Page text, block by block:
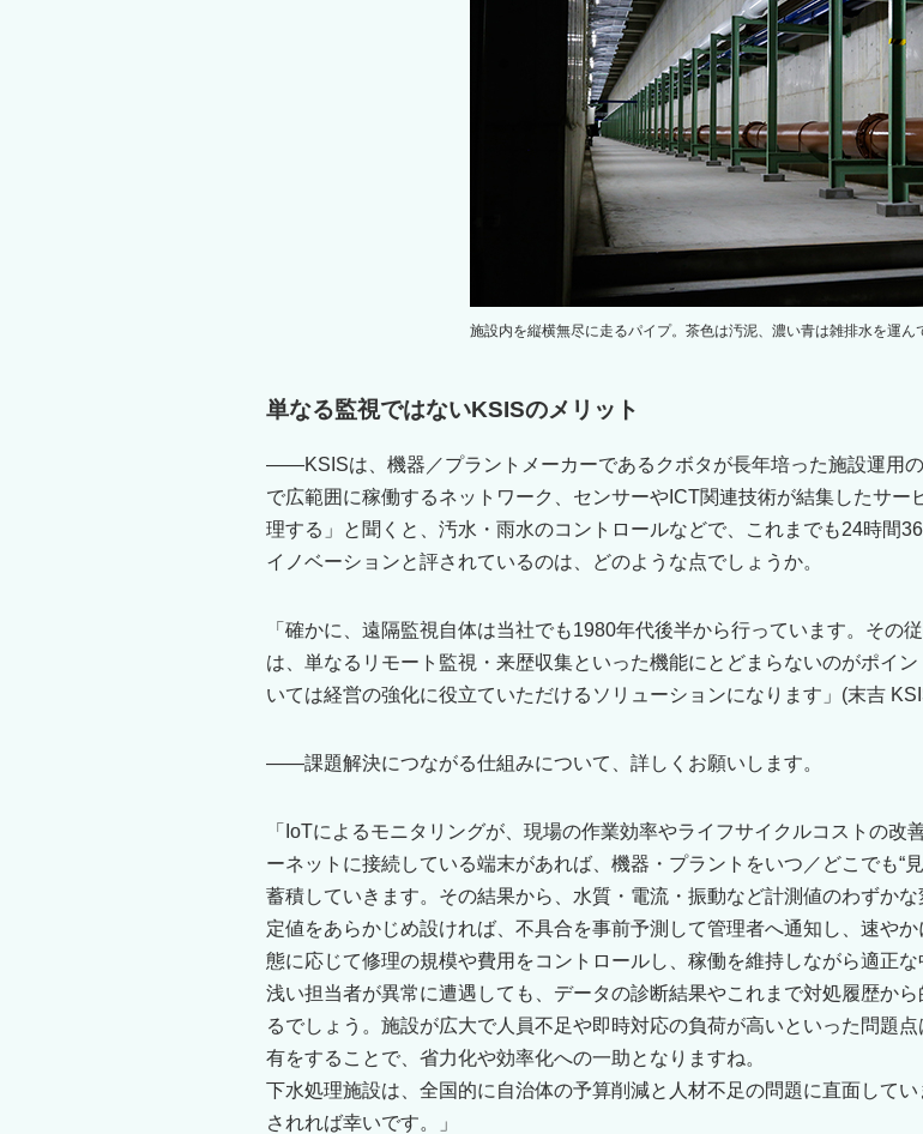
施設内を縦横無尽に走るパイプ。茶色は汚泥、濃い青は雑排水を運ん
単なる監視ではないKSISのメリット
――KSISは、機器／プラントメーカーであるクボタが長年培った施設運用
で広範囲に稼働するネットワーク、センサーやICT関連技術が結集したサ
理する」と聞くと、汚水・雨水のコントロールなどで、これまでも24時間
イノベーションと評されているのは、どのような点でしょうか。
「確かに、遠隔監視自体は当社でも1980年代後半から行っています。その
は、単なるリモート監視・来歴収集といった機能にとどまらないのがポイ
いては経営の強化に役立ていただけるソリューションになります」(末吉
――課題解決につながる仕組みについて、詳しくお願いします。
「IoTによるモニタリングが、現場の作業効率やライフサイクルコストの
ーネットに接続している端末があれば、機器・プラントをいつ／どこでも“
蓄積していきます。その結果から、水質・電流・振動など計測値のわずか
定値をあらかじめ設ければ、不具合を事前予測して管理者へ通知し、速や
態に応じて修理の規模や費用をコントロールし、稼働を維持しながら適正
浅い担当者が異常に遭遇しても、データの診断結果やこれまで対処履歴か
るでしょう。施設が広大で人員不足や即時対応の負荷が高いといった問題
有をすることで、省力化や効率化への一助となりますね。
下⽔処理施設は、全国的に⾃治体の予算削減と⼈材不⾜の問題に直⾯して
されれば幸いです。」